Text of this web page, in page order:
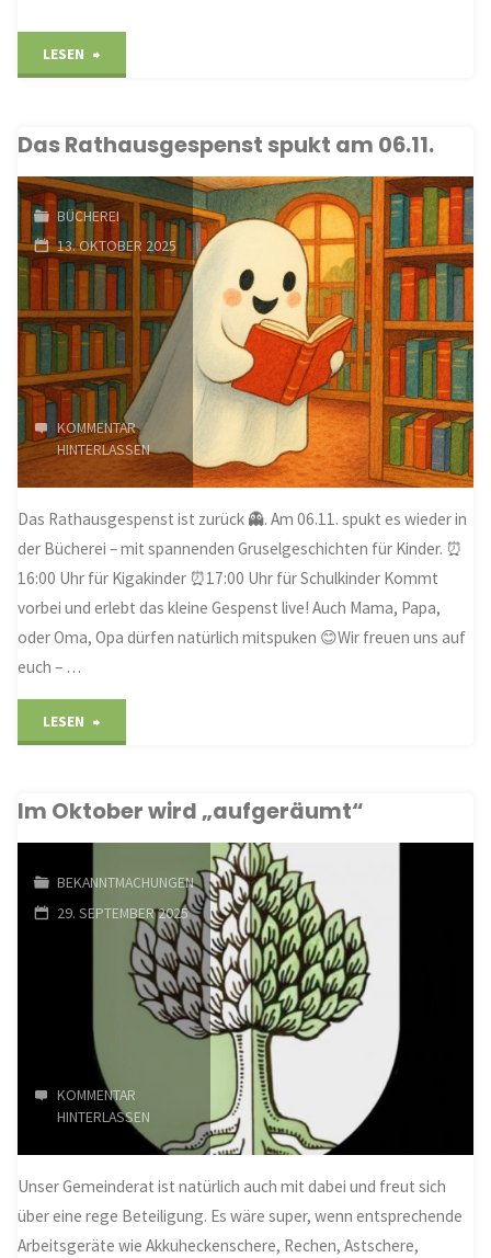
LESEN
🍂
🍃"
Das Rathausgespenst spukt am 06.11.
BÜCHEREI
13. OKTOBER 2025
KOMMENTAR
HINTERLASSEN
Das Rathausgespenst ist zurück 👻. Am 06.11. spukt es wieder in
der Bücherei – mit spannenden Gruselgeschichten für Kinder. ⏰
16:00 Uhr für Kigakinder ⏰17:00 Uhr für Schulkinder Kommt
vorbei und erlebt das kleine Gespenst live! Auch Mama, Papa,
oder Oma, Opa dürfen natürlich mitspuken 😊Wir freuen uns auf
euch – …
LESEN
spukt
06.11."
Im Oktober wird „aufgeräumt“
BEKANNTMACHUNGEN
29. SEPTEMBER 2025
KOMMENTAR
HINTERLASSEN
Unser Gemeinderat ist natürlich auch mit dabei und freut sich
über eine rege Beteiligung. Es wäre super, wenn entsprechende
Arbeitsgeräte wie Akkuheckenschere, Rechen, Astschere,